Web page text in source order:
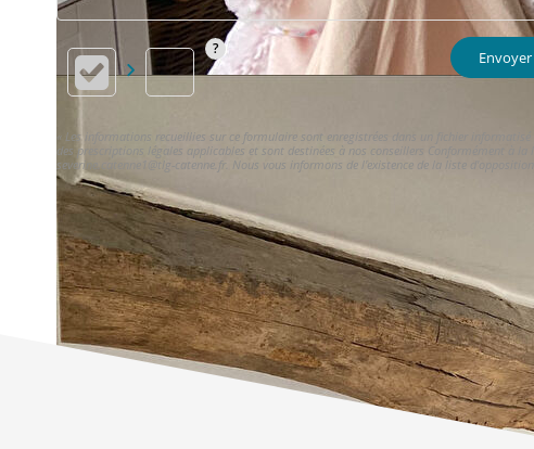
« Les informations recueillies sur ce formulaire sont enregistrées dans un fichier informatisé
des prescriptions légales applicables et sont destinées à nos conseillers Conformément à
severine.catenne1@tlg-catenne.fr. Nous vous informons de l'existence de la liste